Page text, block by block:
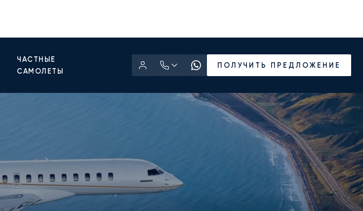
ЧАСТНЫЕ
САМОЛЕТЫ
ПОЛУЧИТЬ ПРЕДЛОЖЕНИЕ